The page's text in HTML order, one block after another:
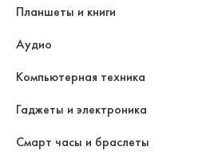
Планшеты и книги
Аудио
Компьютерная техника
Гаджеты и электроника
Смарт часы и браслеты